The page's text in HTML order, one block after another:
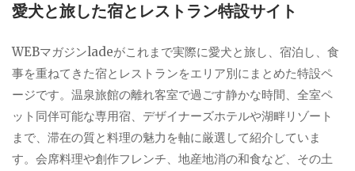
愛犬と旅した宿とレストラン特設サイト
WEBマガジンladeがこれまで実際に愛犬と旅し、宿泊し、食
事を重ねてきた宿とレストランをエリア別にまとめた特設ペ
ージです。温泉旅館の離れ客室で過ごす静かな時間、全室ペ
ット同伴可能な専用宿、デザイナーズホテルや湖畔リゾート
まで、滞在の質と料理の魅力を軸に厳選して紹介していま
す。会席料理や創作フレンチ、地産地消の和食など、その土